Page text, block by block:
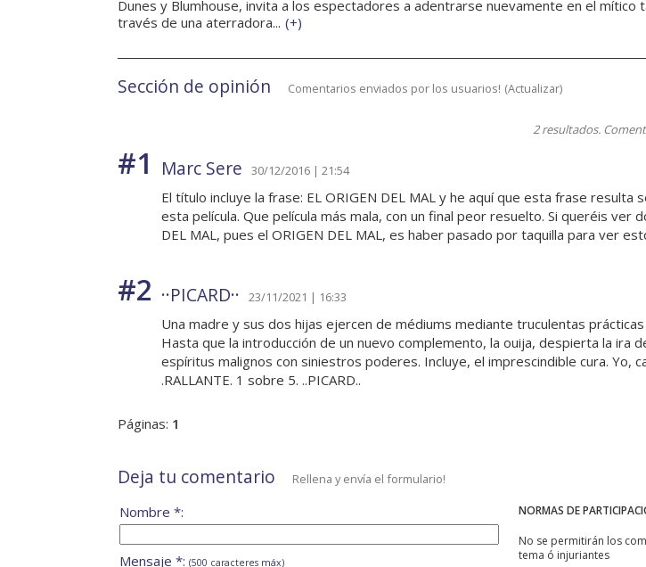
Dunes y Blumhouse, invita a los espectadores a adentrarse nuevamente en el mítico
través de una aterradora... (+)
Sección de opinión Comentarios enviados por los usuarios! (Actualizar)
2 resultados.
#1 Marc Sere 30/12/2016 | 21:54
El título incluye la frase: EL ORIGEN DEL MAL y he aquí que esta frase resulta
esta película. Que película más mala, con un final peor resuelto. Si queréis ver
DEL MAL, pues el ORIGEN DEL MAL, es haber pasado por taquilla para ver
#2 ··PICARD·· 23/11/2021 | 16:33
Una madre y sus dos hijas ejercen de médiums mediante truculentas
Hasta que la introducción de un nuevo complemento, la ouija, despierta la ira
espíritus malignos con siniestros poderes. Incluye, el imprescindible cura. Yo,
.RALLANTE. 1 sobre 5. ..PICARD..
Páginas: 1
Deja tu comentario Rellena y envía el formulario!
NORMAS DE
No se permitirán los
tema ó injuriantes
Nombre *:
Mensaje *: (500 caracteres máx)